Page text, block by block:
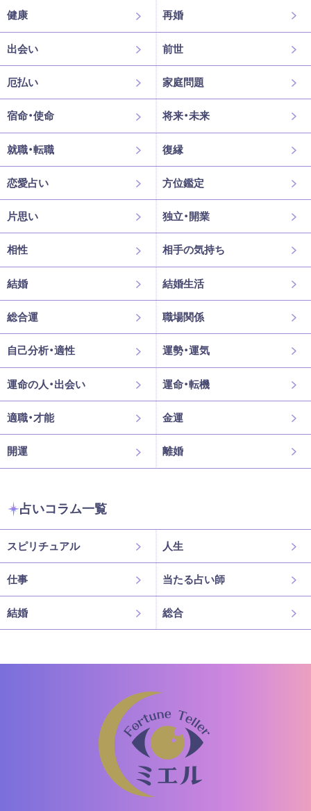
健康 再婚
出会い 前世
厄払い 家庭問題
宿命・使命 将来・未来
就職・転職 復縁
恋愛占い 方位鑑定
片思い 独立・開業
相性 相手の気持ち
結婚 結婚生活
総合運 職場関係
自己分析・適性 運勢・運気
運命の人・出会い 運命・転機
適職・才能 金運
開運 離婚
占いコラム一覧
スピリチュアル 人生
仕事 当たる占い師
結婚 総合